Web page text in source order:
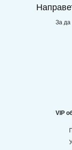
За да
VIP